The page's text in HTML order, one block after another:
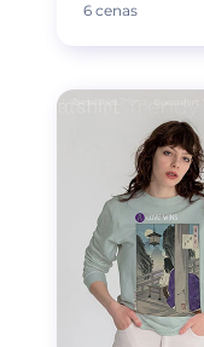
6 cenas